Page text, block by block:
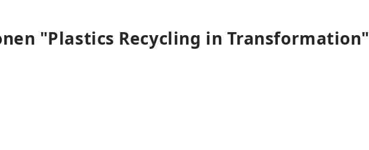
"Plastics Recycling in Transformation"